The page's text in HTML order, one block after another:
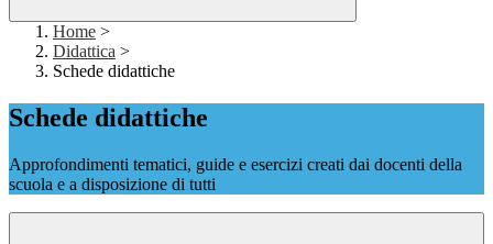
Home >
Didattica >
Schede didattiche
Schede didattiche
Approfondimenti tematici, guide e esercizi creati dai docenti della
scuola e a disposizione di tutti